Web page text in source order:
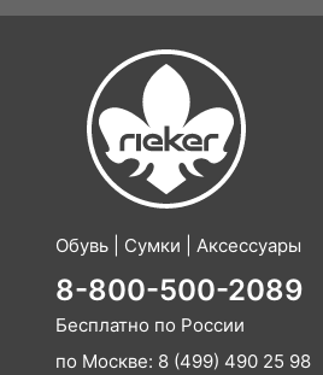
Обувь | Сумки | Аксессуары
8-800-500-2089
Бесплатно по России
по Москве: 8 (499) 490 25 98